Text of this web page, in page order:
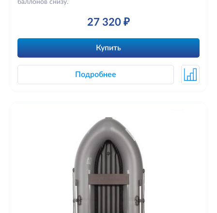
баллонов снизу.
27 320 ₽
Купить
Подробнее